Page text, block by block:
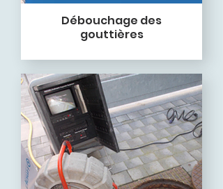
Débouchage des
gouttières